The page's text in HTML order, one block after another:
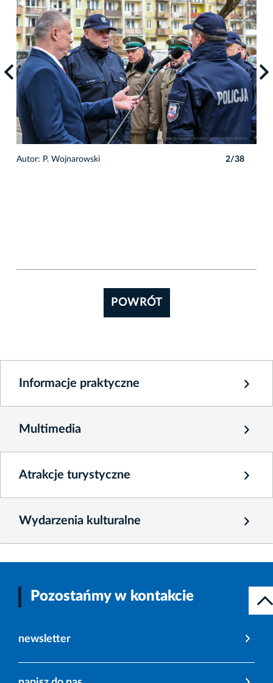
Autor: P. Wojnarowski 2/38
POWRÓT
Informacje praktyczne
Multimedia
Atrakcje turystyczne
Wydarzenia kulturalne
Pozostańmy w kontakcie
newsletter